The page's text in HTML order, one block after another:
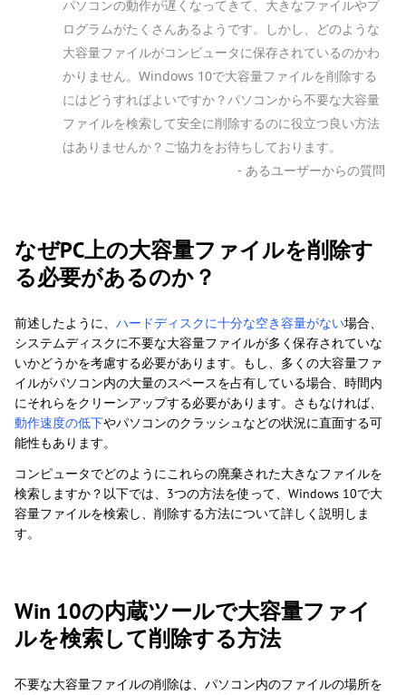
パソコンの動作が遅くなってきて、大きなファイルやプ
ログラムがたくさんあるようです。しかし、どのような
大容量ファイルがコンピュータに保存されているのかわ
かりません。Windows 10で大容量ファイルを削除する
にはどうすればよいですか？パソコンから不要な大容量
ファイルを検索して安全に削除するのに役立つ良い方法
はありませんか？ご協力をお待ちしております。
- あるユーザーからの質問
なぜPC上の大容量ファイルを削除す
る必要があるのか？
前述したように、 ハードディスクに十分な空き容量がない場合、
システムディスクに不要な大容量ファイルが多く保存されていな
いかどうかを考慮する必要があります。もし、多くの大容量ファ
イルがパソコン内の大量のスペースを占有している場合、時間内
にそれらをクリーンアップする必要があります。さもなければ、
動作速度の低下やパソコンのクラッシュなどの状況に直面する可
能性もあります。
コンピュータでどのようにこれらの廃棄された大きなファイルを
検索しますか？以下では、3つの方法を使って、Windows 10で大
容量ファイルを検索し、削除する方法について詳しく説明しま
す。
Win 10の内蔵ツールで大容量ファイ
ルを検索して削除する方法
不要な大容量ファイルの削除は、パソコン内のファイルの場所を